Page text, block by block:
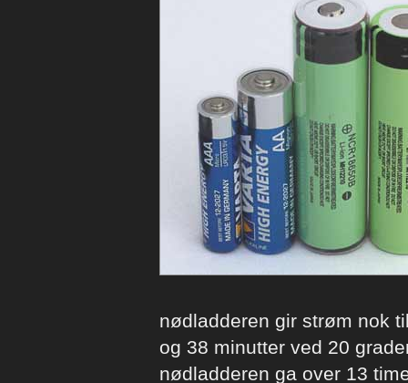
nødladderen gir strøm nok
og 38 minutter ved 20
nødladderen ga over 13